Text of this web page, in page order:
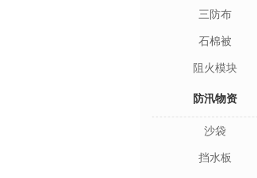
三防布
石棉被
阻火模块
防汛物资
沙袋
挡水板